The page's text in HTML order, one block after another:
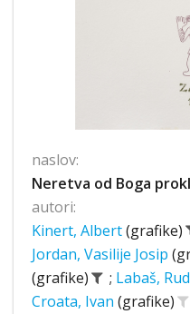
naslov:
Neretva od Boga
autori:
Kinert, Albert(grafike)
Jordan, Vasilije Josip
(grafike)
; Labaš,
Croata, Ivan (grafike)